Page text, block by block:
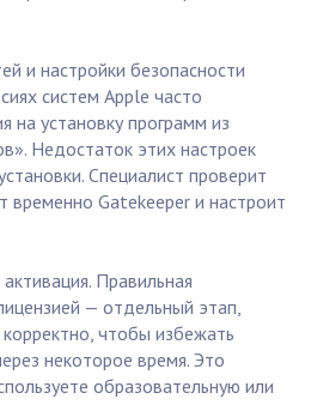
и настройки безопасности
систем Apple часто
на установку программ из
Недостаток этих настроек
Специалист проверит
временно Gatekeeper и настроит
Правильная
— отдельный этап,
чтобы избежать
некоторое время. Это
образовательную или